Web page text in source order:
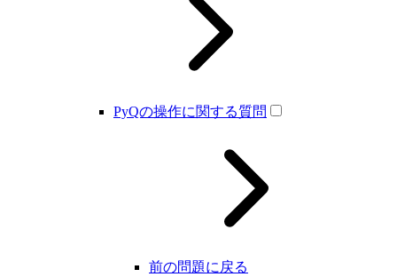
PyQの操作に関する質問
前の問題に戻る